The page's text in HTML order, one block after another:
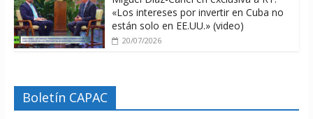
«Los intereses por invertir en Cuba no
están solo en EE.UU.» (video)
20/07/2026
Boletín CAPAC